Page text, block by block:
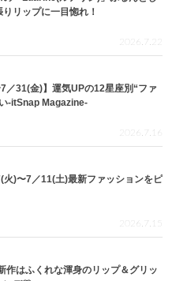
リップに一目惚れ！
2026.7.22
／31(金)】運気UPの12星座別“ファ
-itSnap Magazine-
2026.7.16
火)〜7／11(土)最新ファッションをピ
2026.7.15
作はふくれな渾身のリップ＆グリッ